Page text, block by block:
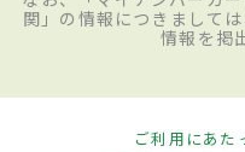
関」の情報につきまして
情報を掲
ご利用にあた